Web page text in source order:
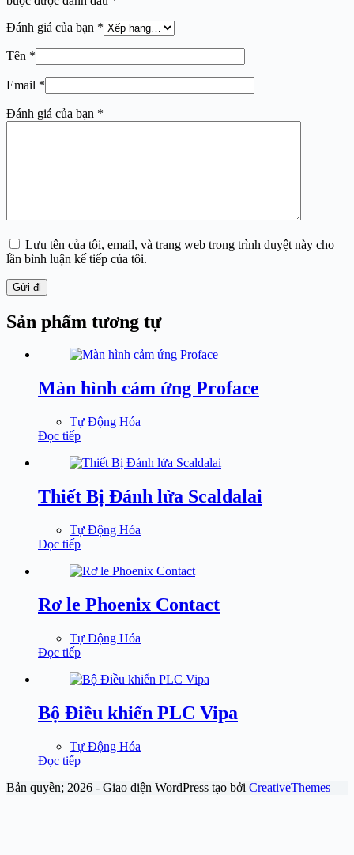
Đánh giá của bạn *
Tên *
Email *
Đánh giá của bạn *
Lưu tên của tôi, email, và trang web trong trình duyệt này cho
lần bình luận kế tiếp của tôi.
Gửi đi
Sản phẩm tương tự
Màn hình cảm ứng Proface
Tự Động Hóa
Đọc tiếp
Thiết Bị Đánh lửa Scaldalai
Tự Động Hóa
Đọc tiếp
Rơ le Phoenix Contact
Tự Động Hóa
Đọc tiếp
Bộ Điều khiển PLC Vipa
Tự Động Hóa
Đọc tiếp
Bản quyền; 2026 - Giao diện WordPress tạo bởi CreativeThemes